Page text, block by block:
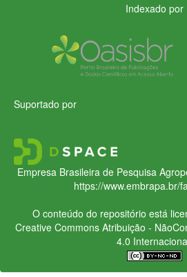
Indexado por
Suportado por
Empresa Brasileira de Pesquisa
https://www.embrapa.br/
O conteúdo do repositório está
Creative CommonsAtribuição -
4.0